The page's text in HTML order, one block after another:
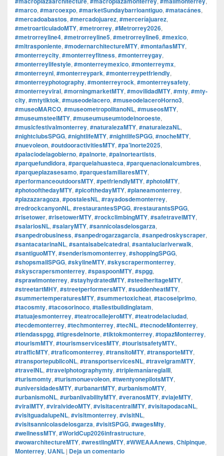
#marco, #marcoexpo, #marketSundaybarrioantiguo, #matacánes,
#mercadoabastos, #mercadojuarez, #merceríajuarez,
#metroarticuladoMTY, #metrorrey, #Metrorrey2026,
#metrorreyline4, #metrorreyline5, #metrorreyline6, #mexico,
#mitrasponiente, #modernarchitectureMTY, #montañasMTY,
#monterreycity, #monterreyfitness, #monterreygay,
#monterreylifestyle, #monterreymexico, #monterreymx,
#monterreynl, #monterreypark, #monterreypetfriendly,
#monterreyphotography, #monterreyrock, #monterreysafety,
#monterreyviral, #morningmarketMTY, #movilidadMTY, #mty, #mty-
city, #mtytiktok, #museodelacero, #museodelaceroHorno3,
#museoMARCO, #museometropolitanoNL, #museosMTY,
#museumsteelMTY, #museumuseumtodelnoroeste,
#musicfestivalmonterrey, #naturalezaMTY, #naturalezaNL,
#nightclubsSPGG, #nightlifeMTY, #nightlifeSPGG, #nocheMTY,
#nuevoleon, #outdooractivitiesMTY, #pa’lnorte2025,
#palaciodelagobierno, #palnorte, #palnorteartists,
#parquefundidora, #parquelahuasteca, #parquenacionalcumbres,
#parqueplazasesamo, #parquesfamiliaresMTY,
#performanceoutdoorsMTY, #petfriendlyMTY, #photoMTY,
#photoofthedayMTY, #picofthedayMTY, #planeamonterrey,
#plazazaragoza, #postalesNL, #rayadosdemonterrey,
#redrockcanyonNL, #restaurantesSPGG, #restaurantsSPGG,
#risetower, #risetowerMTY, #rockclimbingMTY, #safetravelMTY,
#salariosNL, #salaryMTY, #sannicolasdelosgarza,
#sanpedrobusiness, #sanpedrogarzagarcia, #sanpedroskyscraper,
#santacatarinaNL, #santaisabelcatedral, #santaluciariverwalk,
#santiguoMTY, #senderismomonterrey, #shoppingSPGG,
#shopsmallSPGG, #skylineMTY, #skyscrapermonterrey,
#skyscrapersmonterrey, #spaspoonMTY, #spgg,
#sprawlmonterrey, #stayhydratedMTY, #steelheritageMTY,
#streetartMHY, #streetperformersMTY, #suddenheatMTY,
#summertemperaturesMTY, #summertoxicheat, #tacoselprimo,
#tacosmty, #tacosorinoco, #tallestbuildinglatam,
#tatuajesmonterrey, #teatrocallejeroMTY, #teatrodelaciudad,
#tecdemonterrey, #techmonterrey, #tecNL, #tecnodeMonterrey,
#tiendasspgg, #tigresdelnorte, #tiktokmonterrey, #topazMonterrey,
#tourismMTY, #tourismservicesMTY, #touristsafetyMTY.,
#trafficMTY, #traficomonterrey, #transitoMTY, #transporteMTY,
#transportepublicoNL, #transportservicesNL, #travelgramMTY,
#travelNL, #travelphotographymty, #triplemaníaregiaIII,
#turismomty, #turismonuevoleon, #twentyonepilotsMTY,
#universidadesMTY, #urbanartMTY, #urbanismoMTY,
#urbanismoNL, #urbanlivabilityMTY, #veranosMTY, #viajeMTY,
#viralMTY, #viralvideoMTY, #visitacentralMTY, #visitapodacaNL,
#visitguadalupeNL, #visitmonterrey, #visitNL,
#visitsannicolasdelosgarza, #visitSPGG, #wagesMty,
#wellnessMTY, #WorldCup2026infrastructure,
#wowarchitectureMTY, #wrestlingMTY, #WWEAAAnews, Chipinque,
Monterrey, UANL | Deja un comentario